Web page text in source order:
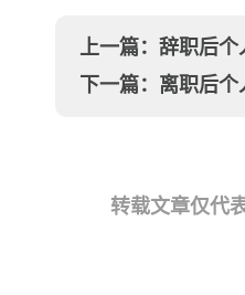
上一篇： 辞职后个
下一篇： 离职后个
转载文章仅代